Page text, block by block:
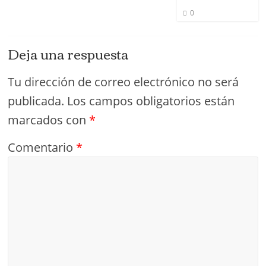
0
Deja una respuesta
Tu dirección de correo electrónico no será
publicada. Los campos obligatorios están
marcados con *
Comentario *